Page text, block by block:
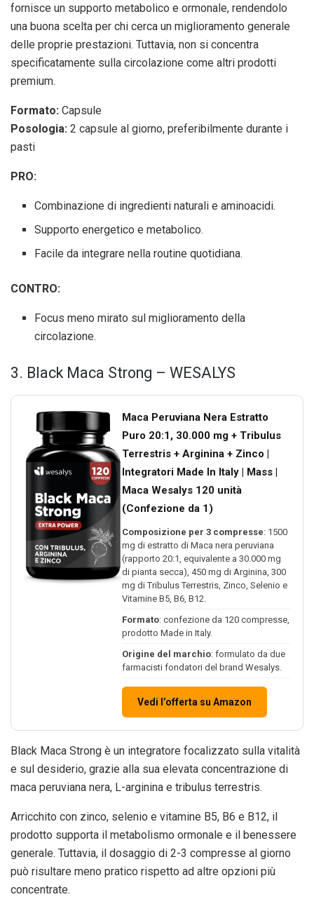
fornisce un supporto metabolico e ormonale, rendendolo
una buona scelta per chi cerca un miglioramento generale
delle proprie prestazioni. Tuttavia, non si concentra
specificatamente sulla circolazione come altri prodotti
premium.
Formato: Capsule
Posologia: 2 capsule al giorno, preferibilmente durante i
pasti
PRO:
Combinazione di ingredienti naturali e aminoacidi.
Supporto energetico e metabolico.
Facile da integrare nella routine quotidiana.
CONTRO:
Focus meno mirato sul miglioramento della
circolazione.
3. Black Maca Strong – WESALYS
Maca Peruviana Nera Estratto
Puro 20:1, 30.000 mg + Tribulus
Terrestris + Arginina + Zinco |
Integratori Made In Italy | Mass |
Maca Wesalys 120 unità
(Confezione da 1)
Composizione per 3 compresse: 1500
mg di estratto di Maca nera peruviana
(rapporto 20:1, equivalente a 30.000 mg
di pianta secca), 450 mg di Arginina, 300
mg di Tribulus Terrestris, Zinco, Selenio e
Vitamine B5, B6, B12.
Formato: confezione da 120 compresse,
prodotto Made in Italy.
Origine del marchio: formulato da due
farmacisti fondatori del brand Wesalys.
Vedi l’offerta su Amazon
Black Maca Strong è un integratore focalizzato sulla vitalità
e sul desiderio, grazie alla sua elevata concentrazione di
maca peruviana nera, L-arginina e tribulus terrestris.
Arricchito con zinco, selenio e vitamine B5, B6 e B12, il
prodotto supporta il metabolismo ormonale e il benessere
generale. Tuttavia, il dosaggio di 2-3 compresse al giorno
può risultare meno pratico rispetto ad altre opzioni più
concentrate.